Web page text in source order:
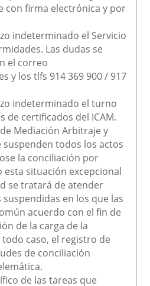
con firma electrónica y por
indeterminado el Servicio
Las dudas se
el correo
y los tlfs 914 369 900 / 917
indeterminado el turno
de certificados del ICAM.
Mediación Arbitraje y
suspenden todos los actos
la conciliación por
situación excepcional
se tratará de atender
en los que las
acuerdo con el fin de
de la carga de la
caso, el registro de
de conciliación
de las tareas que